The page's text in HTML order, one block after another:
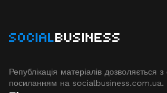
SOCIALBUSINESS
Републікація матеріалів дозволяється
посиланням на socialbusiness.com.ua.